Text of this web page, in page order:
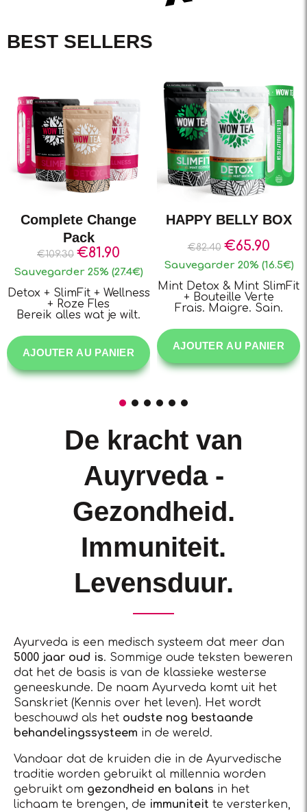
BEST SELLERS
Complete Change
Pack
€109.30 €81.90
Sauvegarder 25% (27.4€)
Detox + SlimFit + Wellness
+ Roze Fles
Bereik alles wat je wilt.
AJOUTER AU PANIER
HAPPY BELLY BOX
€82.40 €65.90
Sauvegarder 20% (16.5€)
Mint Detox & Mint SlimFit
+ Bouteille Verte
Frais. Maigre. Sain.
AJOUTER AU PANIER
De kracht van
Auyrveda -
Gezondheid.
Immuniteit.
Levensduur.
Ayurveda is een medisch systeem dat meer dan
5000 jaar oud is. Sommige oude teksten beweren
dat het de basis is van de klassieke westerse
geneeskunde. De naam Ayurveda komt uit het
Sanskriet (Kennis over het leven). Het wordt
beschouwd als het oudste nog bestaande
behandelingssysteem in de wereld.
Vandaar dat de kruiden die in de Ayurvedische
traditie worden gebruikt al millennia worden
gebruikt om gezondheid en balans in het
lichaam te brengen, de immuniteit te versterken,